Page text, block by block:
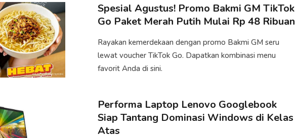
Spesial Agustus! Promo Bakmi GM TikTok
Go Paket Merah Putih Mulai Rp 48 Ribuan
Rayakan kemerdekaan dengan promo Bakmi GM seru
lewat voucher TikTok Go. Dapatkan kombinasi menu
favorit Anda di sini.
Performa Laptop Lenovo Googlebook
Siap Tantang Dominasi Windows di Kelas
Atas